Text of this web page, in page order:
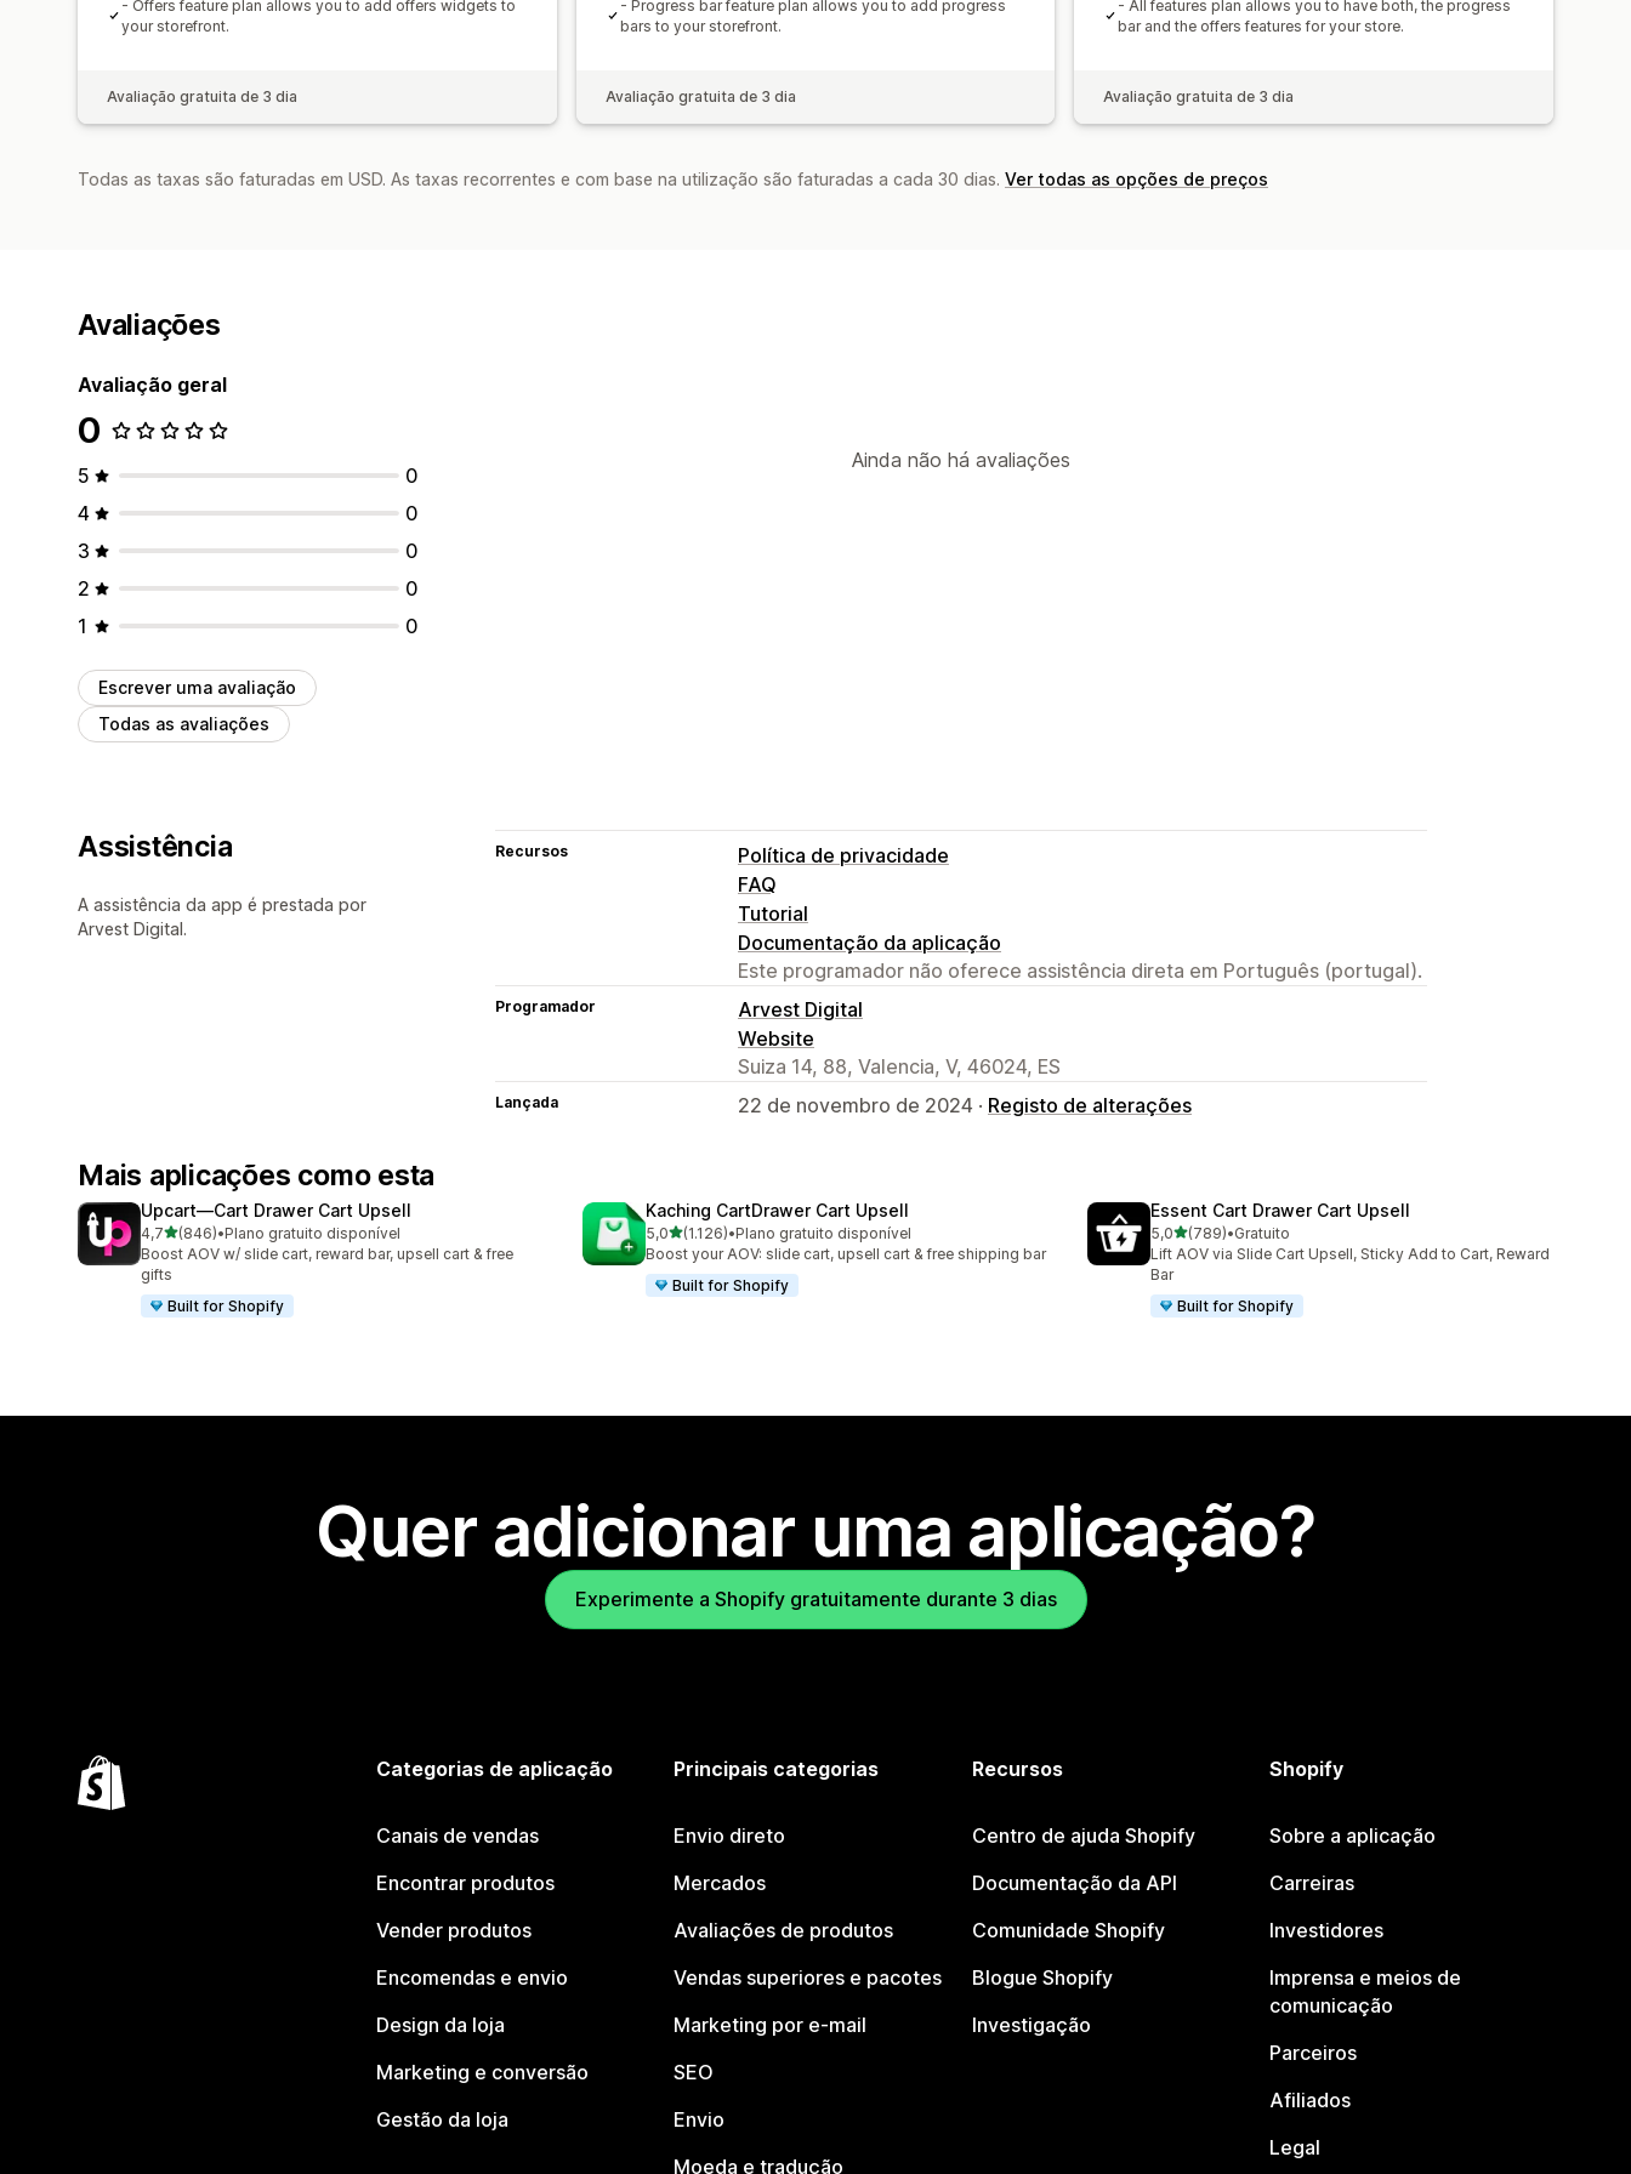
Testes A/B Taxas de cliques
Taxas de conversão
Venda superior com um clique
Regras do método de envio
Regras do método de pagamento
Avançar para a finalização da compra
Multilingue Partilha de carrinhos
- Offers feature plan allows you to add offers widgets to
your storefront.
Avaliação gratuita de 3 dia
- Progress bar feature plan allows you to add progress
bars to your storefront.
Avaliação gratuita de 3 dia
- All features plan allows you to have both, the progress
bar and the offers features for your store.
Avaliação gratuita de 3 dia
Todas as taxas são faturadas em USD. As taxas recorrentes e com base na utilização são faturadas a cada 30 dias. Ver todas as opções de preços
Avaliações
Avaliação geral
0
5
0
4
0
3
0
2
0
1
0
Escrever uma avaliação
Todas as avaliações
Ainda não há avaliações
Assistência
A assistência da app é prestada por
Arvest Digital.
Recursos
Política de privacidade
FAQ
Tutorial
Documentação da aplicação
Este programador não oferece assistência direta em Português (portugal).
Programador
Arvest Digital
Website
Suiza 14, 88, Valencia, V, 46024, ES
Lançada 22 de novembro de 2024 · Registo de alterações
Mais aplicações como esta
Upcart—Cart Drawer Cart Upsell
4,7de 5 estrelas
(846)
846 total de avaliações
•Plano gratuito disponível
Boost AOV w/ slide cart, reward bar, upsell cart & free
gifts
Built for Shopify
Kaching CartDrawer Cart Upsell
5,0de 5 estrelas
(1.126)
1126 total de avaliações
•Plano gratuito disponível
Boost your AOV: slide cart, upsell cart & free shipping bar
Built for Shopify
Essent Cart Drawer Cart Upsell
5,0de 5 estrelas
(789)
789 total de avaliações
•Gratuito
Lift AOV via Slide Cart Upsell, Sticky Add to Cart, Reward
Bar
Built for Shopify
Quer adicionar uma aplicação?
Experimente a Shopify gratuitamente durante 3 dias
Categorias de aplicação
Canais de vendas
Encontrar produtos
Vender produtos
Encomendas e envio
Design da loja
Marketing e conversão
Gestão da loja
Principais categorias
Envio direto
Mercados
Avaliações de produtos
Vendas superiores e pacotes
Marketing por e-mail
SEO
Envio
Moeda e tradução
Recursos
Centro de ajuda Shopify
Documentação da API
Comunidade Shopify
Blogue Shopify
Investigação
Shopify
Sobre a aplicação
Carreiras
Investidores
Imprensa e meios de
comunicação
Parceiros
Afiliados
Legal